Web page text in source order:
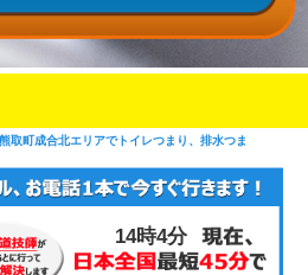
取町成合北エリアでトイレつまり、排水つま
14時4分